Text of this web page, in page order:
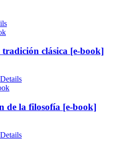
clásica [e-book]
Este
producto
múltiples
variantes.
opciones
Details
de la filosofía [e-book]
Este
Details